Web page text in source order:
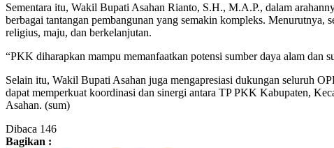
Sementara itu, Wakil Bupati Asahan Rianto, S.H., M.A.P., dalam
berbagai tantangan pembangunan yang semakin kompleks.
religius, maju, dan berkelanjutan.
“PKK diharapkan mampu memanfaatkan potensi sumber daya alam dan
Selain itu, Wakil Bupati Asahan juga mengapresiasi dukungan seluruh
dapat memperkuat koordinasi dan sinergi antara TP PKK Kabupaten,
Asahan. (sum)
Dibaca 146
Bagikan :